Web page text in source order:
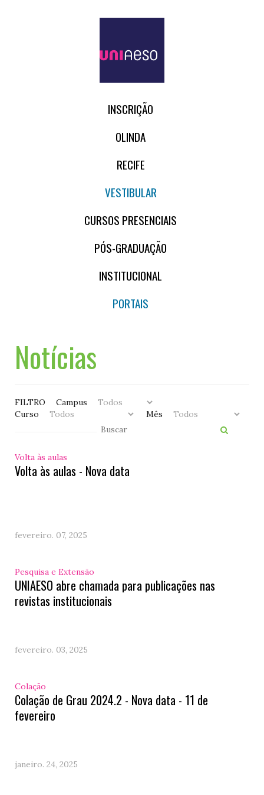
INSCRIÇÃO
OLINDA
RECIFE
VESTIBULAR
CURSOS PRESENCIAIS
PÓS-GRADUAÇÃO
INSTITUCIONAL
PORTAIS
Notícias
FILTRO
Campus
Curso
Mês
Volta às aulas
Volta às aulas - Nova data
fevereiro. 07, 2025
Pesquisa e Extensão
UNIAESO abre chamada para publicações nas
revistas institucionais
fevereiro. 03, 2025
Colação
Colação de Grau 2024.2 - Nova data - 11 de
fevereiro
janeiro. 24, 2025